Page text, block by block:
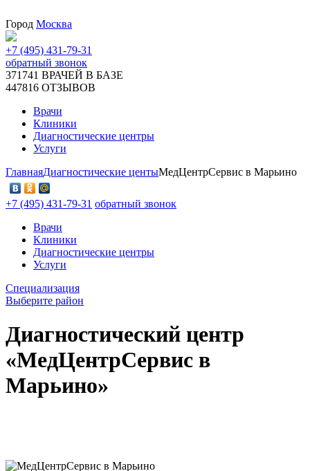
Город Москва
+7 (495) 431-79-31
обратный звонок
371741 ВРАЧЕЙ В БАЗЕ
447816 ОТЗЫВОВ
Врачи
Клиники
Диагностические центры
Услуги
ГлавнаяДиагностические центыМедЦентрСервис в Марьино
+7 (495) 431-79-31 обратный звонок
Врачи
Клиники
Диагностические центры
Услуги
Специализация
Выберите район
Диагностический центр
«МедЦентрСервис в
Марьино»